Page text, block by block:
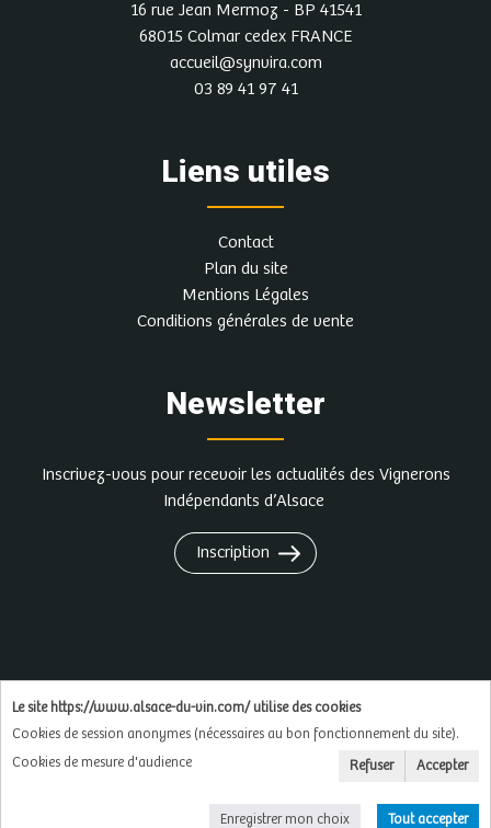
16 rue Jean Mermoz - BP 41541
68015 Colmar cedex FRANCE
accueil@synvira.com
03 89 41 97 41
Liens utiles
Contact
Plan du site
Mentions Légales
Conditions générales de vente
Newsletter
Inscrivez-vous pour recevoir les actualités des Vignerons
Indépendants d’Alsace
Inscription
L'abus d'alcool est dangereux pour la santé, à
consommer avec modération
Copyright © 2026
Le site https://www.alsace-du-vin.com/ utilise des cookies
Cookies de session anonymes (nécessaires au bon fonctionnement du site).
Cookies de mesure d'audience
Refuser Accepter
Enregistrer mon choix Tout accepter